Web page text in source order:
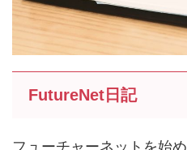
FutureNet日記
フューチャーネットを始